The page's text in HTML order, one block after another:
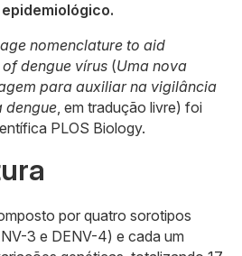
nomenclature to aid
dengue vírus (Uma nova
para auxiliar na vigilância
dengue, em tradução livre) foi
PLOS Biology.
por quatro sorotipos
3 e DENV-4) e cada um